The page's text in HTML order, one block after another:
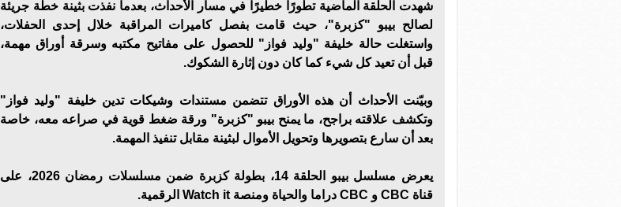
شهدت الحلقة الماضية تطورًا خطيرًا في مسار الأحداث، بعدما نفذت بثينة خطة جريئة
لصالح بيبو "كزبرة"، حيث قامت بفصل كاميرات المراقبة خلال إحدى الحفلات،
واستغلت حالة خليفة "وليد فواز" للحصول على مفاتيح مكتبه وسرقة أوراق مهمة،
قبل أن تعيد كل شيء كما كان دون إثارة الشكوك.
وبيّنت الأحداث أن هذه الأوراق تتضمن مستندات وشيكات تدين خليفة "وليد فواز"
وتكشف علاقته براجح، ما يمنح بيبو "كزبرة" ورقة ضغط قوية في صراعه معه، خاصة
بعد أن سارع بتصويرها وتحويل الأموال لبثينة مقابل تنفيذ المهمة.
يعرض مسلسل بيبو الحلقة 14، بطولة كزبرة ضمن مسلسلات رمضان 2026، على
قناة CBC و CBC دراما والحياة ومنصة Watch it الرقمية.